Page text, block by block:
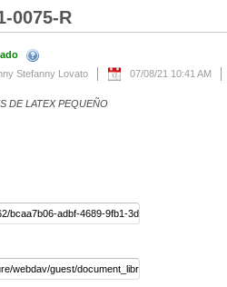
0075-R
Stefanny Lovato
07/08/21 10:41 AM
DE LATEX PEQUEÑO